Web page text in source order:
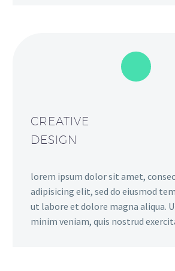
CREATIVE
DESIGN
lorem ipsum dolor sit amet,
adipisicing elit, sed do eiusmod
ut labore et dolore magna aliqua.
minim veniam, quis nostrud